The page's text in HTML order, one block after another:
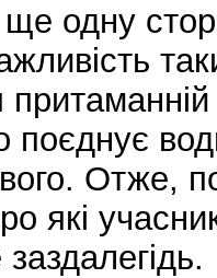
одну
Отже,
які